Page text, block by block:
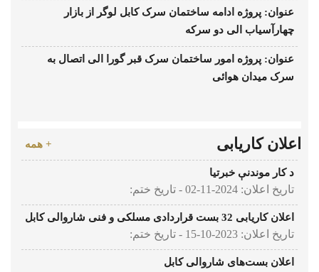
عنوان: پروژه ادامه ساختمان سرک کابل لوگر از بازار
چهارآسیاب الی دو سرکه
عنوان: پروژه امور ساختمان سرک قبر گورا الی اتصال به
سرک میدان هوائی
اعلان کاریابی + همه
د کار موندنې خبرتیا
تاریخ اعلان: 2024-11-02 - تاریخ ختم:
اعلان کاریابی 32 بست قراردادی مسلکی و فنی شاروالی کابل
تاریخ اعلان: 2023-10-15 - تاریخ ختم:
اعلان بست‌های شاروالی کابل